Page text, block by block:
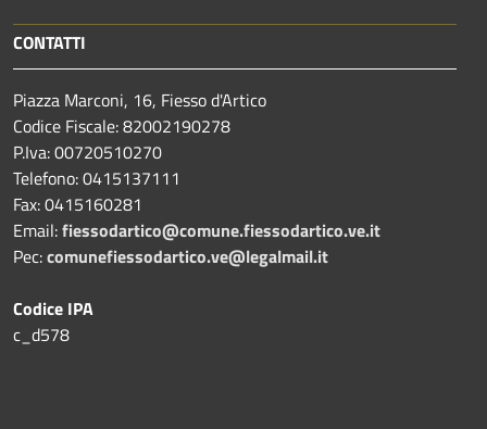
CONTATTI
Piazza Marconi, 16, Fiesso d'Artico
Codice Fiscale: 82002190278
P.Iva: 00720510270
Telefono:0415137111
Fax:0415160281
Email:fiessodartico@comune.fiessodartico.ve.it
Pec:comunefiessodartico.ve@legalmail.it
Codice IPA
c_d578